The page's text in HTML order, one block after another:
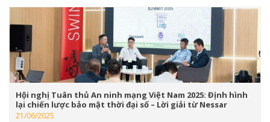
Hội nghị Tuân thủ An ninh mạng Việt Nam 2025: Định hình
lại chiến lược bảo mật thời đại số – Lời giải từ Nessar
21/06/2025